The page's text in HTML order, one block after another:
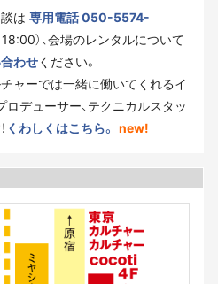
は 専用電話 050-5574-
）、会場のレンタルについて
わせください。
ャーでは一緒に働いてくれるイ
ロデューサー、テクニカルスタッ
くわしくはこちら。 new!